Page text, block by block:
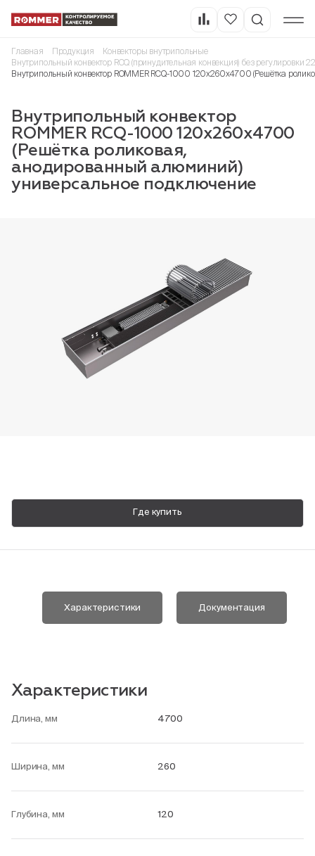
Пн-Пт, 9:00—18:00
Главная Продукция
Конвекторы внутрипольные
Внутрипольный конвектор RCQ (принудительная конвекция) без регулировки
Внутрипольный конвектор ROMMER RCQ-1000 120х260х4700 (Решётка
Внутрипольный конвектор
ROMMER RCQ-1000 120х260х4700
(Решётка роликовая,
анодированный алюминий)
универсальное подключение
Где купить
Характеристики Документация
Характеристики
Длина, мм 4700
Ширина, мм 260
Глубина, мм 120